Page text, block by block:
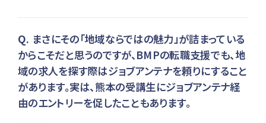
まさにその「地域ならではの魅力」が詰まっている
からこそだと思うのですが、BMPの転職支援でも、地
域の求人を探す際はジョブアンテナを頼りにすること
があります。実は、熊本の受講生にジョブアンテナ経
由のエントリーを促したこともあります。